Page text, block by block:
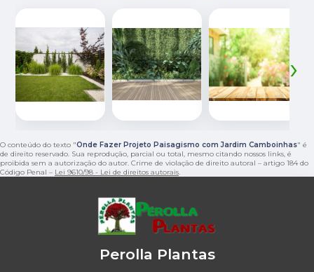
‹ ›
O conteúdo do texto "Onde Fazer Projeto Paisagismo com Jardim Camboinhas" é
de direito reservado. Sua reprodução, parcial ou total, mesmo citando nossos links, é
proibida sem a autorização do autor. Crime de violação de direito autoral – artigo 184 do
Código Penal – Lei 9610/98 - Lei de direitos autorais.
Perolla Plantas